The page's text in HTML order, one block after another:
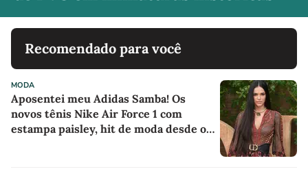
Recomendado para você
MODA
Aposentei meu Adidas Samba! Os
novos tênis Nike Air Force 1 com
estampa paisley, hit de moda desde os